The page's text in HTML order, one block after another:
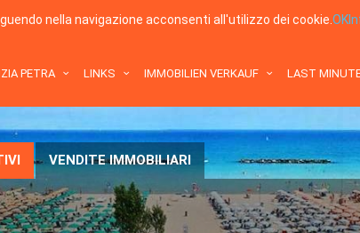
nella navigazione acconsenti all'utilizzo dei cookie. OK
PETRA LINKS IMMOBILIEN VERKAUF LAST
VENDITE IMMOBILIARI